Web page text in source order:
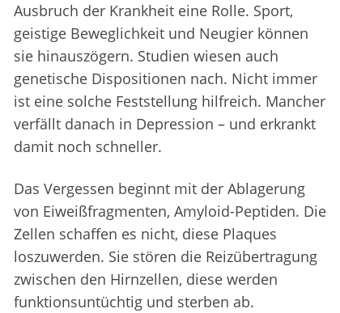
Ausbruch der Krankheit eine Rolle. Sport,
geistige Beweglichkeit und Neugier können
sie hinauszögern. Studien wiesen auch
genetische Dispositionen nach. Nicht immer
ist eine solche Feststellung hilfreich. Mancher
verfällt danach in Depression – und erkrankt
damit noch schneller.
Das Vergessen beginnt mit der Ablagerung
von Eiweißfragmenten, Amyloid-Peptiden. Die
Zellen schaffen es nicht, diese Plaques
loszuwerden. Sie stören die Reizübertragung
zwischen den Hirnzellen, diese werden
funktionsuntüchtig und sterben ab.